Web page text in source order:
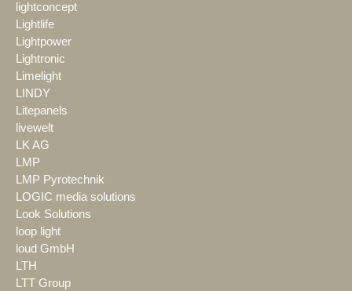
lightconcept
Lightlife
Lightpower
Lightronic
Limelight
LINDY
Litepanels
livewelt
LK AG
LMP
LMP Pyrotechnik
LOGIC media solutions
Look Solutions
loop light
loud GmbH
LTH
LTT Group